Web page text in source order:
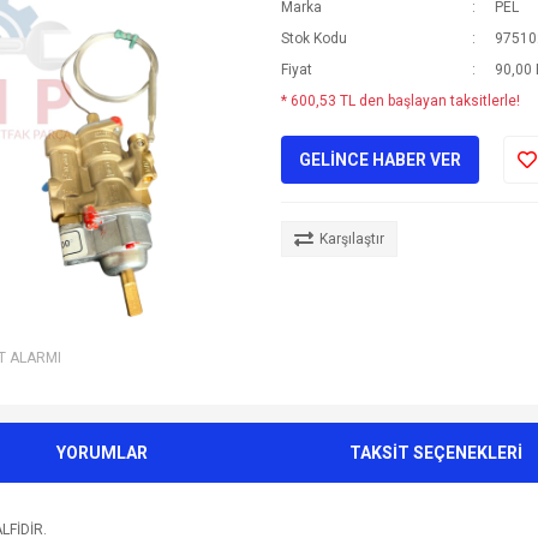
ALARMI
Marka
PEL
Stok Kodu
Fiyat
90,00
* 600,53 TL den başlayan taksitlerle!
GELİNCE HABER VER
Karşılaştır
YORUMLAR TAKSİT SEÇENEKLERİ